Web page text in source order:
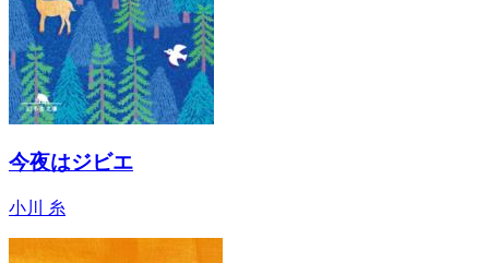
今夜はジビエ
小川 糸